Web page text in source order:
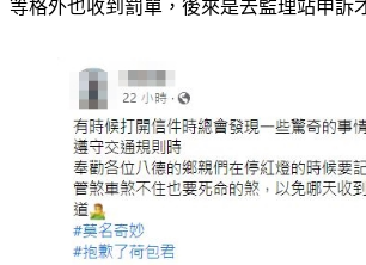
等格外也收到罰單，後來是去監理站申訴